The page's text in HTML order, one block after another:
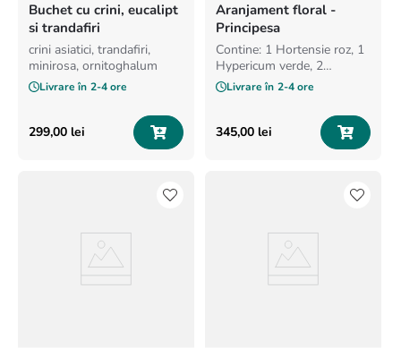
Buchet cu crini, eucalipt
si trandafiri
crini asiatici, trandafiri,
minirosa, ornitoghalum
Livrare în 2-4 ore
299,00 lei
Aranjament floral -
Principesa
Contine: 1 Hortensie roz, 1
Hypericum verde, 2
Lisianthus albi, 1 Orhidee
alba, 1 Orhidee alba
Cymbidium, 3 Minirosa
peach, 2 Astilbe roz, 2
Livrare în 2-4 ore
345,00 lei